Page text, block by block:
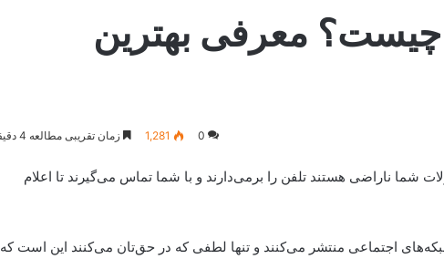
معرفی بهترین
0
1,281 زمان تقریبی مطالعه 4 دقیقه
شما ناراضی هستند تلفن را برمی‌دارند و با شما تماس می‌گیرند تا اعلام
اجتماعی منتشر می‌کنند و تنها لطفی که در حق‌تان می‌کنند این است که